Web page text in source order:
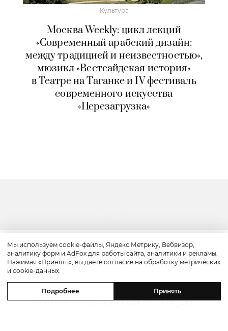
Культура
Москва Weekly: цикл лекций
«Современный арабский дизайн:
между традицией и неизвестностью»,
мюзикл «Вестсайдская история»
в Театре на Таганке и IV фестиваль
современного искусства
«Перезагрузка»
Путешествие
Полное солнечное затмение
в августе 2027 года — откуда
Мы используем cookie-файлы, Яндекс.Метрику, Вебвизор,
аналитику форм и AdFox для работы сайта, аналитики и рекламы.
Нажимая «Принять», вы даете согласие на обработку метрических
и cookie-данных.
Подробнее Принять